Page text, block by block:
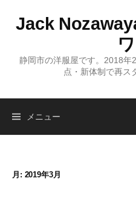
ス
Jack
静岡市の洋服屋です。2018年
点・新体制で再ス
メニュー
月: 2019年3月